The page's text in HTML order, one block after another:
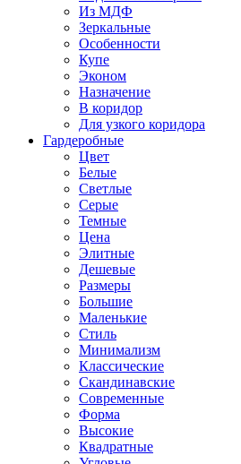
Из МДФ
Зеркальные
Особенности
Купе
Эконом
Назначение
В коридор
Для узкого коридора
Гардеробные
Цвет
Белые
Светлые
Серые
Темные
Цена
Элитные
Дешевые
Размеры
Большие
Маленькие
Стиль
Минимализм
Классические
Скандинавские
Современные
Форма
Высокие
Квадратные